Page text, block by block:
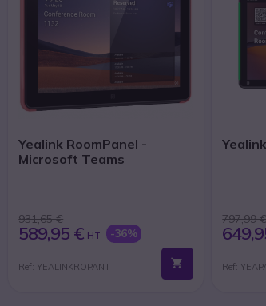
Yealink RoomPanel -
Microsoft Teams
931,65 €
589,95 € HT -36%
Ref: YEALINKROPANT
797,99 €
Ref: